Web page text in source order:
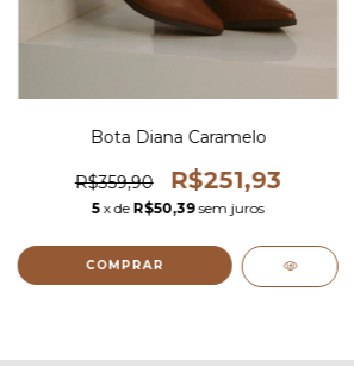
Bota Diana Caramelo
R$359,90 R$251,93
5 x de R$50,39 sem juros
COMPRAR